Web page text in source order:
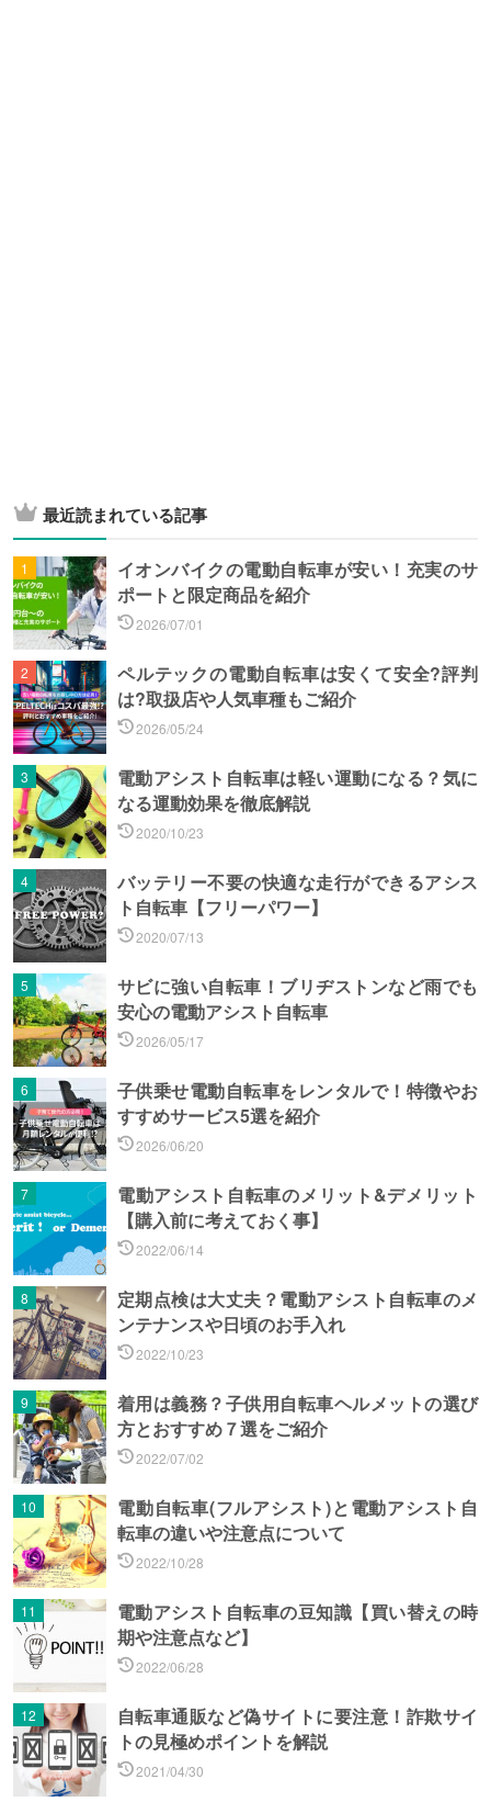
最近読まれている記事
イオンバイクの電動自転車が安い！充実のサ
ポートと限定商品を紹介
2026/07/01
ペルテックの電動自転車は安くて安全?評判
は?取扱店や人気車種もご紹介
2026/05/24
電動アシスト自転車は軽い運動になる？気に
なる運動効果を徹底解説
2020/10/23
バッテリー不要の快適な走行ができるアシス
ト自転車【フリーパワー】
2020/07/13
サビに強い自転車！ブリヂストンなど雨でも
安心の電動アシスト自転車
2026/05/17
子供乗せ電動自転車をレンタルで！特徴やお
すすめサービス5選を紹介
2026/06/20
電動アシスト自転車のメリット&デメリット
【購入前に考えておく事】
2022/06/14
定期点検は大丈夫？電動アシスト自転車のメ
ンテナンスや日頃のお手入れ
2022/10/23
着用は義務？子供用自転車ヘルメットの選び
方とおすすめ７選をご紹介
2022/07/02
電動自転車(フルアシスト)と電動アシスト自
転車の違いや注意点について
2022/10/28
電動アシスト自転車の豆知識【買い替えの時
期や注意点など】
2022/06/28
自転車通販など偽サイトに要注意！詐欺サイ
トの見極めポイントを解説
2021/04/30